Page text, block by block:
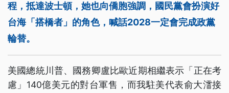
程，抵達波士頓，她也向僑胞強調，國民黨會扮演好
台海「搭橋者」的角色，喊話2028一定會完成政黨
輪替。
美國總統川普、國務卿盧比歐近期相繼表示「正在考
慮」140億美元的對台軍售，而我駐美代表俞大㵢接